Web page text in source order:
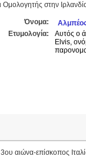
Ομολογητής στην
Όνομα:
Ετυμολογία:
Αυτός ο
Elvis,
αιώνα-επίσκοπος